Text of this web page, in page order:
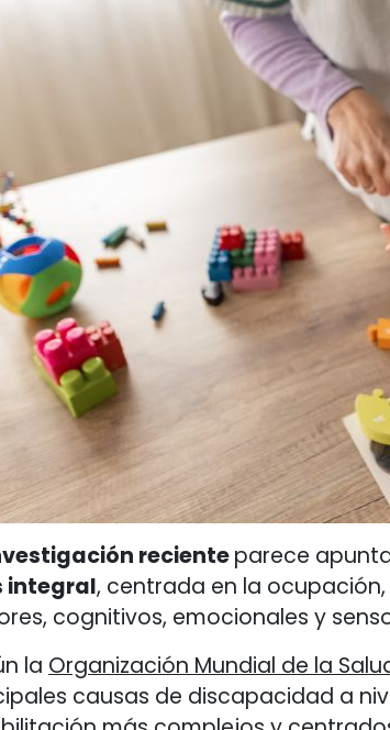
recienteparece
integral, centrada en la
cognitivos, emocionales y
la Organización Mundial de la
causas de discapacidad a